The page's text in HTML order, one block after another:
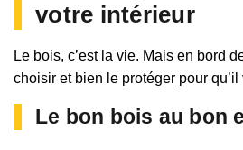
votre intérieur
Le bois, c’est la vie. Mais en bord
choisir et bien le protéger pour
Le bon bois au bon